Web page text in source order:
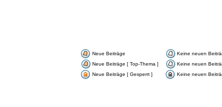
Neue Beiträge
Keine neuen
Neue Beiträge [ Top-Thema ]
Keine neuen
Neue Beiträge [ Gesperrt ]
Keine neuen